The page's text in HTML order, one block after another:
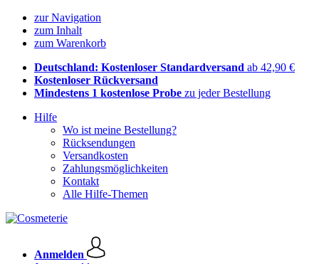
zur Navigation
zum Inhalt
zum Warenkorb
Deutschland: Kostenloser Standardversand ab 42,90 €
Kostenloser Rückversand
Mindestens 1 kostenlose Probe zu jeder Bestellung
Hilfe
Wo ist meine Bestellung?
Rücksendungen
Versandkosten
Zahlungsmöglichkeiten
Kontakt
Alle Hilfe-Themen
Anmelden